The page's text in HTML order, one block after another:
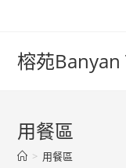
榕苑Banyan
用餐區
> 用餐區